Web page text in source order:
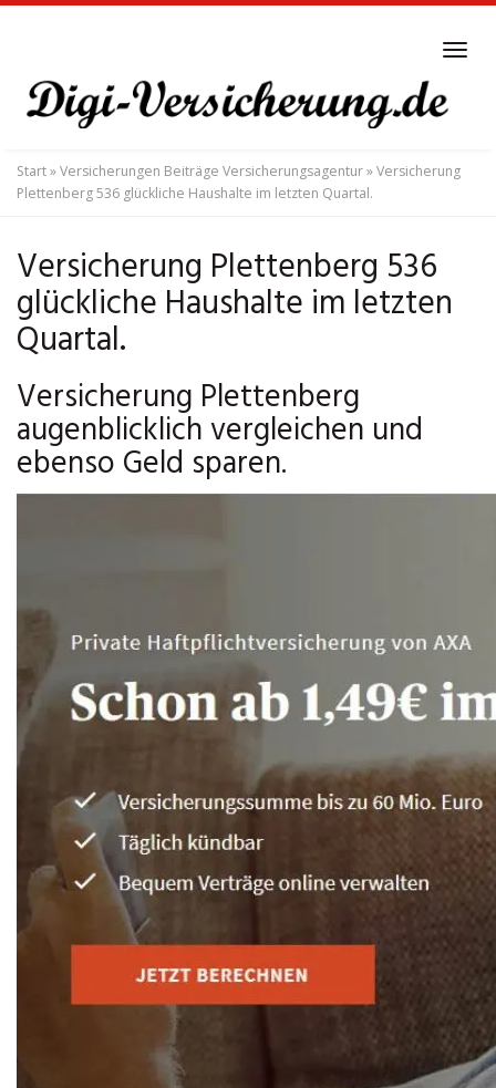
main
content
Start»Versicherungen Beiträge Versicherungsagentur»Versicherung
Plettenberg 536 glückliche Haushalte im letzten Quartal.
Versicherung Plettenberg 536
glückliche Haushalte im letzten
Quartal.
Versicherung Plettenberg
augenblicklich vergleichen und
ebenso Geld sparen.